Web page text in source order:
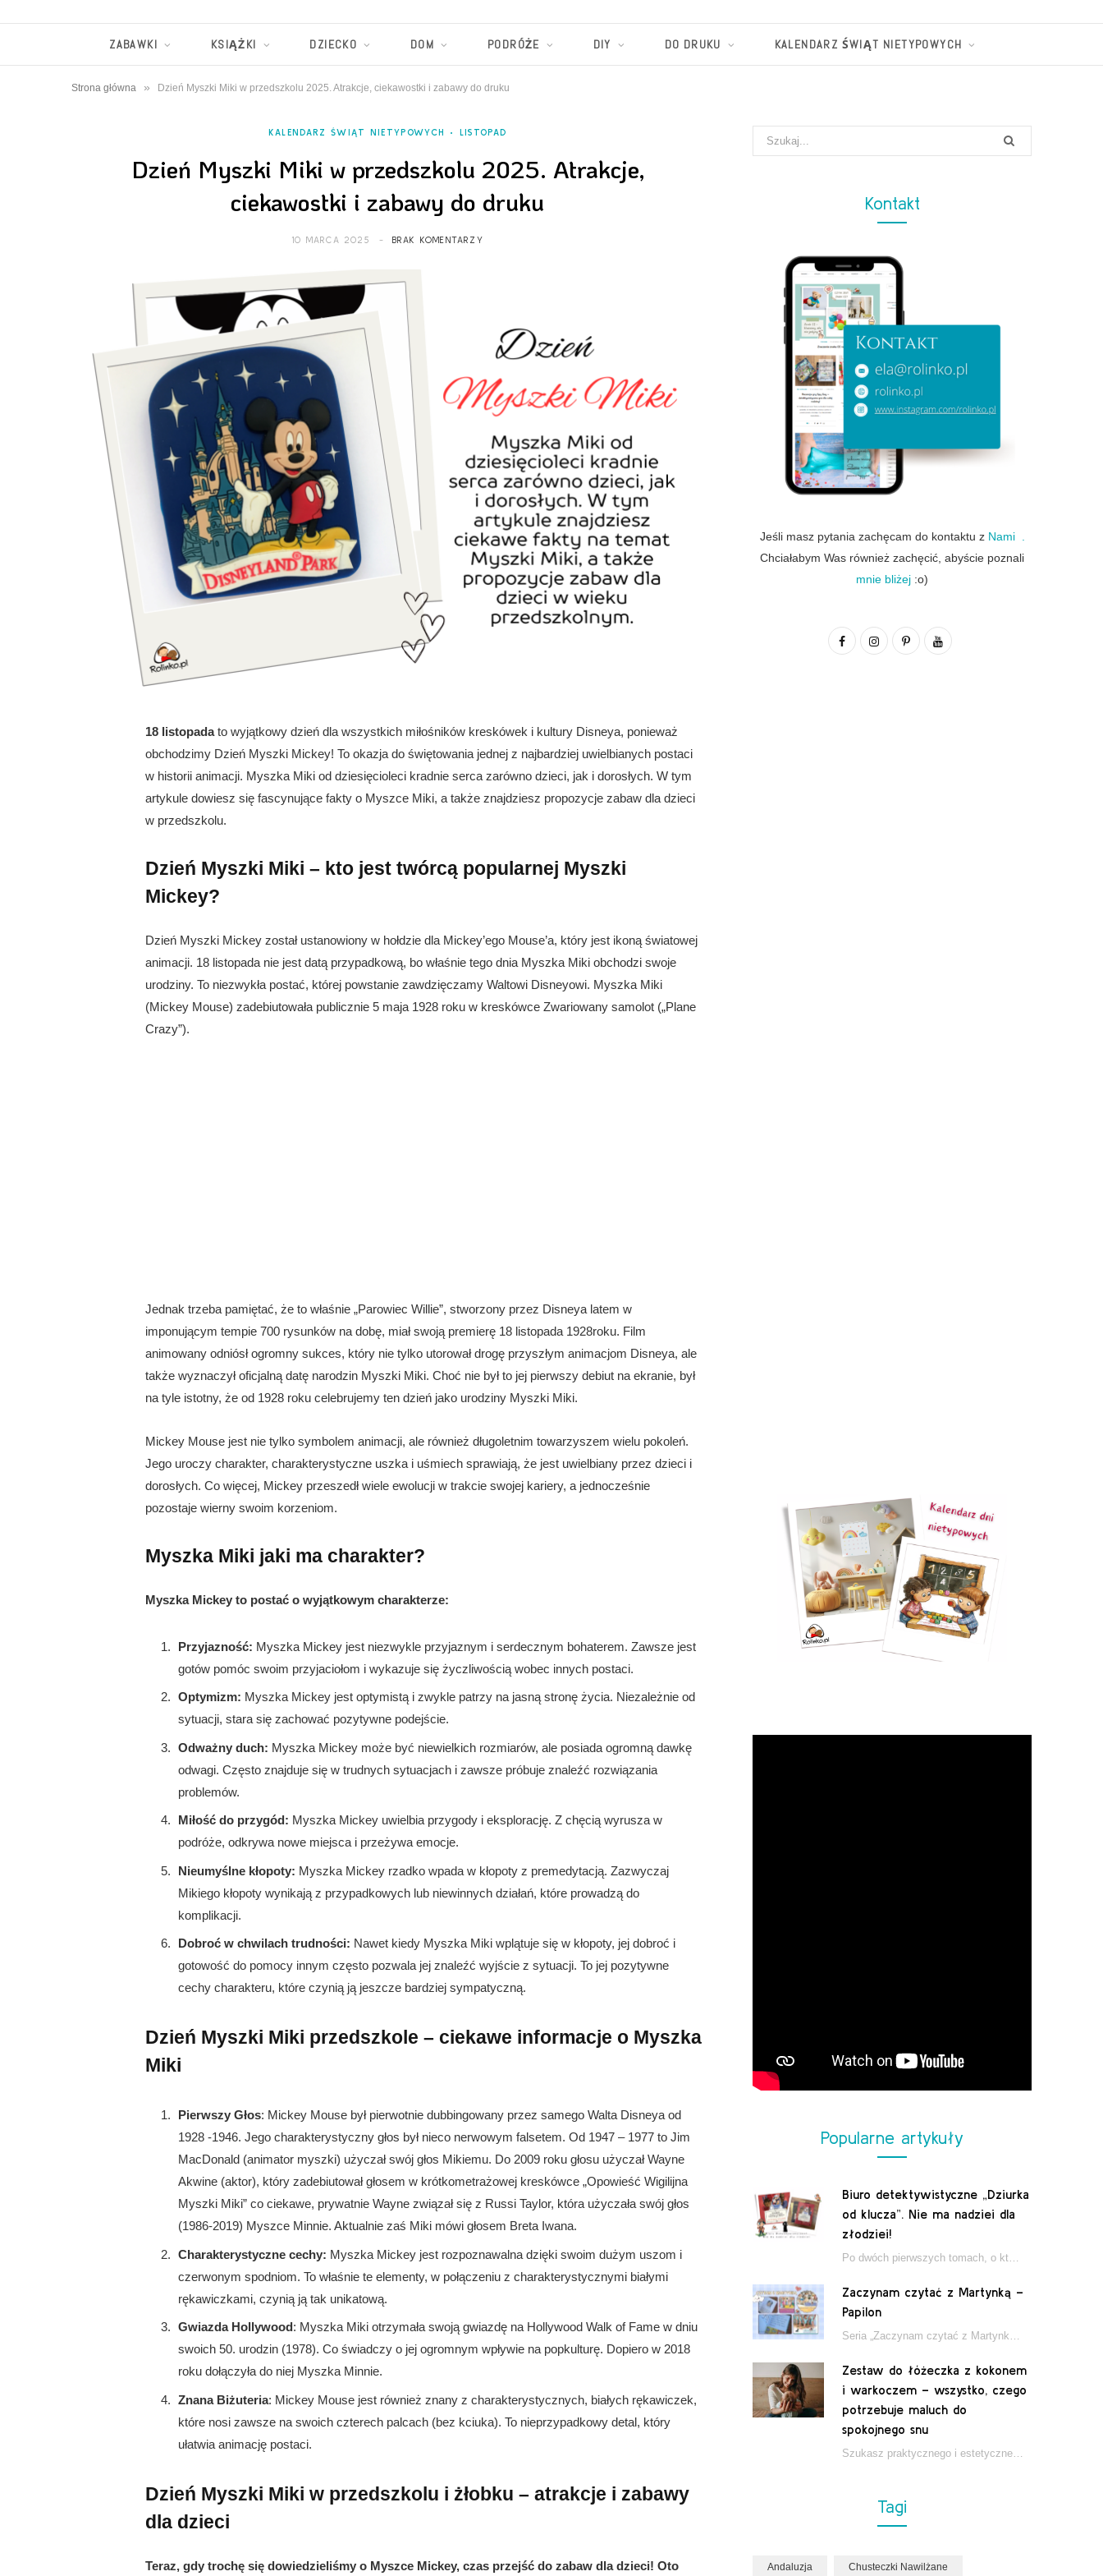
ZABAWKI KSIĄŻKI DZIECKO DOM PODRÓŻE DIY DO DRUKU KALENDARZ ŚWIĄT NIETYPOWYCH
Strona główna » Dzień Myszki Miki w przedszkolu 2025. Atrakcje, ciekawostki i zabawy do druku
KALENDARZ ŚWIĄT NIETYPOWYCH LISTOPAD
Dzień Myszki Miki w przedszkolu 2025. Atrakcje,
ciekawostki i zabawy do druku
10 MARCA 2025 BRAK KOMENTARZY
18 listopadato wyjątkowy dzień dla wszystkich miłośników kreskówek i kultury Disneya, ponieważ
obchodzimy Dzień Myszki Mickey! To okazja do świętowania jednej z najbardziej uwielbianych postaci
w historii animacji. Myszka Miki od dziesięcioleci kradnie serca zarówno dzieci, jak i dorosłych. W tym
artykule dowiesz się fascynujące fakty o Myszce Miki, a także znajdziesz propozycje zabaw dla dzieci
w przedszkolu.
Dzień Myszki Miki – kto jest twórcą popularnej Myszki
Mickey?
Dzień Myszki Mickey został ustanowiony w hołdzie dla Mickey’ego Mouse’a, który jest ikoną światowej
animacji. 18 listopada nie jest datą przypadkową, bo właśnie tego dnia Myszka Miki obchodzi swoje
urodziny. To niezwykła postać, której powstanie zawdzięczamy Waltowi Disneyowi. Myszka Miki
(Mickey Mouse) zadebiutowała publicznie 5 maja 1928 roku w kreskówce Zwariowany samolot („Plane
Crazy”).
Jednak trzeba pamiętać, że to właśnie „Parowiec Willie”, stworzony przez Disneya latem w
imponującym tempie 700 rysunków na dobę, miał swoją premierę 18 listopada 1928roku. Film
animowany odniósł ogromny sukces, który nie tylko utorował drogę przyszłym animacjom Disneya, ale
także wyznaczył oficjalną datę narodzin Myszki Miki. Choć nie był to jej pierwszy debiut na ekranie, był
na tyle istotny, że od 1928 roku celebrujemy ten dzień jako urodziny Myszki Miki.
Mickey Mouse jest nie tylko symbolem animacji, ale również długoletnim towarzyszem wielu pokoleń.
Jego uroczy charakter, charakterystyczne uszka i uśmiech sprawiają, że jest uwielbiany przez dzieci i
dorosłych. Co więcej, Mickey przeszedł wiele ewolucji w trakcie swojej kariery, a jednocześnie
pozostaje wierny swoim korzeniom.
Myszka Miki jaki ma charakter?
Myszka Mickey to postać o wyjątkowym charakterze:
Przyjazność: Myszka Mickey jest niezwykle przyjaznym i serdecznym bohaterem. Zawsze jest
gotów pomóc swoim przyjaciołom i wykazuje się życzliwością wobec innych postaci.
Optymizm: Myszka Mickey jest optymistą i zwykle patrzy na jasną stronę życia. Niezależnie od
sytuacji, stara się zachować pozytywne podejście.
Odważny duch: Myszka Mickey może być niewielkich rozmiarów, ale posiada ogromną dawkę
odwagi. Często znajduje się w trudnych sytuacjach i zawsze próbuje znaleźć rozwiązania
problemów.
Miłość do przygód: Myszka Mickey uwielbia przygody i eksplorację. Z chęcią wyrusza w
podróże, odkrywa nowe miejsca i przeżywa emocje.
Nieumyślne kłopoty: Myszka Mickey rzadko wpada w kłopoty z premedytacją. Zazwyczaj
Mikiego kłopoty wynikają z przypadkowych lub niewinnych działań, które prowadzą do
komplikacji.
Dobroć w chwilach trudności: Nawet kiedy Myszka Miki wplątuje się w kłopoty, jej dobroć i
gotowość do pomocy innym często pozwala jej znaleźć wyjście z sytuacji. To jej pozytywne
cechy charakteru, które czynią ją jeszcze bardziej sympatyczną.
Dzień Myszki Miki przedszkole – ciekawe informacje o Myszka
Miki
Pierwszy Głos: Mickey Mouse był pierwotnie dubbingowany przez samego Walta Disneya od
1928 -1946. Jego charakterystyczny głos był nieco nerwowym falsetem. Od 1947 – 1977 to Jim
MacDonald (animator myszki) użyczał swój głos Mikiemu. Do 2009 roku głosu użyczał Wayne
Akwine (aktor), który zadebiutował głosem w krótkometrażowej kreskówce „Opowieść Wigilijna
Myszki Miki” co ciekawe, prywatnie Wayne związał się z Russi Taylor, która użyczała swój głos
(1986-2019) Myszce Minnie. Aktualnie zaś Miki mówi głosem Breta Iwana.
Charakterystyczne cechy: Myszka Mickey jest rozpoznawalna dzięki swoim dużym uszom i
czerwonym spodniom. To właśnie te elementy, w połączeniu z charakterystycznymi białymi
rękawiczkami, czynią ją tak unikatową.
Gwiazda Hollywood: Myszka Miki otrzymała swoją gwiazdę na Hollywood Walk of Fame w dniu
swoich 50. urodzin (1978). Co świadczy o jej ogromnym wpływie na popkulturę. Dopiero w 2018
roku dołączyła do niej Myszka Minnie.
Znana Biżuteria: Mickey Mouse jest również znany z charakterystycznych, białych rękawiczek,
które nosi zawsze na swoich czterech palcach (bez kciuka). To nieprzypadkowy detal, który
ułatwia animację postaci.
Dzień Myszki Miki w przedszkolu i żłobku – atrakcje i zabawy
dla dzieci
Teraz, gdy trochę się dowiedzieliśmy o Myszce Mickey, czas przejść do zabaw dla dzieci! Oto
Search
for:
Kontakt
Jeśli masz pytania zachęcam do kontaktu z Nami .
Chciałabym Was również zachęcić, abyście poznali
mnie bliżej :o)
F I P Y
Popularne artykuły
Biuro detektywistyczne „Dziurka
od klucza”. Nie ma nadziei dla
złodziei!
Zaczynam czytać z Martynką –
Papilon
Zestaw do łóżeczka z kokonem
i warkoczem – wszystko, czego
potrzebuje maluch do
spokojnego snu
Tagi
Andaluzja Chusteczki Nawilżane